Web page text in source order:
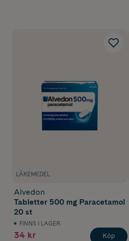
LÄKEMEDEL
Alvedon
Tabletter 500 mg Paracetamol
20 st
FINNS I LAGER
34 kr Köp